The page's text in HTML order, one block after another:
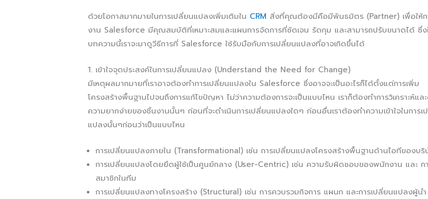
ด้วยโอกาสมากมายในการเปลี่ยนแปลงเพิ่มเติมใน CRM สิ่งที่คุณต้องมีคือมีพันธมิตร (Partner) เพื่อให้ก
งาน Salesforce มีคุณสมบัติที่เหมาะสมและแผนการจัดการที่ชัดเจน รัดกุม และสามารถปรับขนาดได้ ซึ่ง
บทความนี้เราจะมาดูวีธีการที่ Salesforce ใช้รับมือกับการเปลี่ยนแปลงที่อาจเกิดขึ้นได้
1. เข้าใจจุดประสงค์ในการเปลี่ยนแปลง (Understand the Need for Change)
มีเหตุผลมากมายที่เราอาจต้องทำการเปลี่ยนแปลงใน Salesforce ซึ่งอาจจะเป็นอะไรก็ได้ตั้งแต่การเพิ่ม
โครงสร้างพื้นฐานไปจนถึงการแก้ไขปัญหา ไม่ว่าความต้องการจะเป็นแบบไหน เราก็ต้องทำการวิเคราะห์แล
ความยากง่ายของชิ้นงานนั้นๆ ก่อนที่จะดำเนินการเปลี่ยนแปลงใดๆ ก่อนอื่นเราต้องทำความเข้าใจในการเ
แปลงนั้นๆก่อนว่าเป็นแบบไหน
การเปลี่ยนแปลงภายใน (Transformational) เช่น การเปลี่ยนแปลงโครงสร้างพื้นฐานด้านไอทีของบริ
การเปลี่ยนแปลงโดยยึดผู้ใช้เป็นศูนย์กลาง (User-Centric) เช่น ความรับผิดชอบของพนักงาน และ ก
สมาชิกในทีม
การเปลี่ยนแปลงทางโครงสร้าง (Structural) เช่น การควบรวมกิจการ แผนก และการเปลี่ยนแปลงผู้นำ